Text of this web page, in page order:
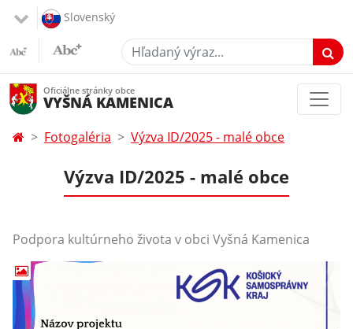
Slovenský
Hľadaný výraz...
Oficiálne stránky obce
VYŠNÁ KAMENICA
Fotogaléria Výzva ID/2025 - malé obce
Výzva ID/2025 - malé obce
Podpora kultúrneho života v obci Vyšná Kamenica